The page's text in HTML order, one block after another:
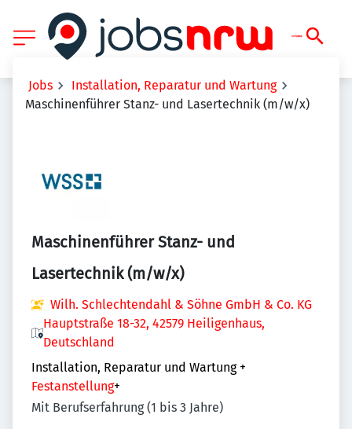
Jobs
Installation, Reparatur und Wartung
Maschinenführer Stanz- und Lasertechnik (m/w/x)
Maschinenführer Stanz- und
Lasertechnik (m/w/x)
Wilh. Schlechtendahl & Söhne GmbH & Co. KG
Hauptstraße 18-32, 42579 Heiligenhaus,
Deutschland
Installation, Reparatur und Wartung +
Festanstellung+
Mit Berufserfahrung (1 bis 3 Jahre)